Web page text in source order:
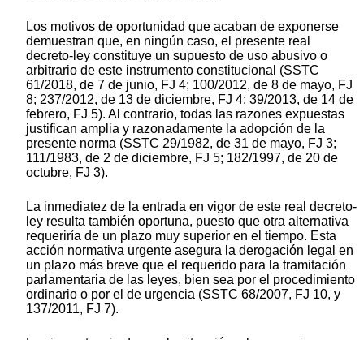
Los motivos de oportunidad que acaban de exponerse
demuestran que, en ningún caso, el presente real
decreto-ley constituye un supuesto de uso abusivo o
arbitrario de este instrumento constitucional (SSTC
61/2018, de 7 de junio, FJ 4; 100/2012, de 8 de mayo, FJ
8; 237/2012, de 13 de diciembre, FJ 4; 39/2013, de 14 de
febrero, FJ 5). Al contrario, todas las razones expuestas
justifican amplia y razonadamente la adopción de la
presente norma (SSTC 29/1982, de 31 de mayo, FJ 3;
111/1983, de 2 de diciembre, FJ 5; 182/1997, de 20 de
octubre, FJ 3).
La inmediatez de la entrada en vigor de este real decreto-
ley resulta también oportuna, puesto que otra alternativa
requeriría de un plazo muy superior en el tiempo. Esta
acción normativa urgente asegura la derogación legal en
un plazo más breve que el requerido para la tramitación
parlamentaria de las leyes, bien sea por el procedimiento
ordinario o por el de urgencia (SSTC 68/2007, FJ 10, y
137/2011, FJ 7).